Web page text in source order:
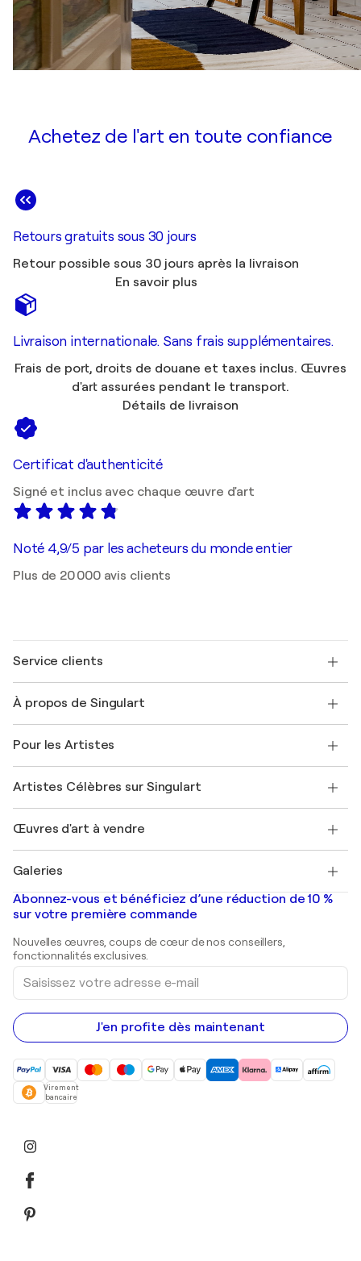
Achetez de l'art en toute confiance
Retours gratuits sous 30 jours
Retour possible sous 30 jours après la livraison
En savoir plus
Livraison internationale. Sans frais supplémentaires.
Frais de port, droits de douane et taxes inclus. Œuvres
d'art assurées pendant le transport.
Détails de livraison
Certificat d'authenticité
Signé et inclus avec chaque œuvre d'art
Noté 4,9/5 par les acheteurs du monde entier
Plus de 20 000 avis clients
Service clients
Expédition
Offrir une carte cadeau
Rejoignez notre programme commercial
Mon compte
+33 1 76 44 06 42
À propos de Singulart
FAQ
Magazine Singulart
Emplois
Découvrez une sélection d'art original
Pour les Artistes
Se connecter en tant qu'Artiste
Artistes Célèbres sur Singulart
Marc Chagall
Banksy
Mr. Brainwash
Shepard Fairey
Œuvres d'art à vendre
Tableaux abstraits à vendre
Peintures de paysage
Estampes
Peintures acryliques
Galeries
Galeries d'art en France
Galeries d'art en Belgique
Abonnez-vous et bénéficiez d’une réduction de 10 %
sur votre première commande
Nouvelles œuvres, coups de cœur de nos conseillers,
fonctionnalités exclusives.
Saisissez
votre
adresse
e-
mail
J'en profite dès maintenant
Virement
bancaire